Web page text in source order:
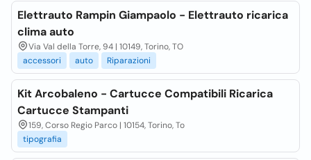
Elettrauto Rampin Giampaolo - Elettrauto ricarica
clima auto
Via Val della Torre, 94 | 10149, Torino, TO
accessori
auto Riparazioni
Kit Arcobaleno - Cartucce Compatibili Ricarica
Cartucce Stampanti
159, Corso Regio Parco | 10154, Torino, To
tipografia